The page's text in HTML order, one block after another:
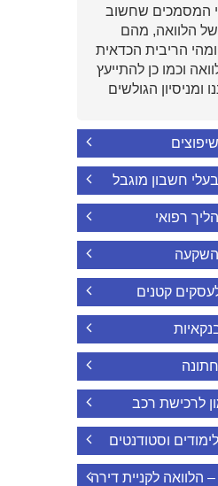
המסמכים שחשוב
של הלוואה, מהם
הריבית הכדאית
וכמו כן להתייעץ
ומניסיון הגולשים
חשבון מוגבל
רפואי
קטנים
לרכישת רכב
וסטודנטים
הלוואה לקניית דירה